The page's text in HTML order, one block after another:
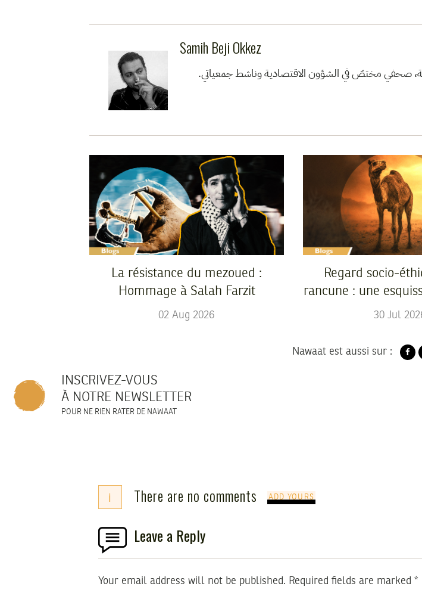
Samih Beji Okkez
صحفي مختصّ في الشؤون الاقتصادية وناشط جمعياتي.
La résistance du mezoued :
Hommage à Salah Farzit
02 Aug 2026
Regard socio-
rancune : une
30 Jul
Nawaat est aussi sur :
INSCRIVEZ-VOUS
À NOTRE NEWSLETTER
POUR NE RIEN RATER DE NAWAAT
i There are no comments ADD YOURS
Leave a Reply
Your email address will not be published. Required fields are marked*